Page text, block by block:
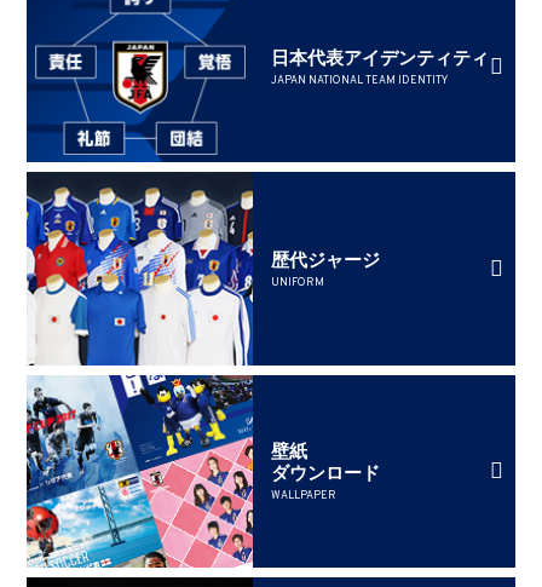
日本代表アイデンティティ
JAPAN NATIONAL TEAM IDENTITY
歴代ジャージ
UNIFORM
壁紙
ダウンロード
WALLPAPER